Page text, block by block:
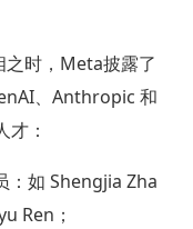
之时，Meta披露了
、Anthropic 和
：
：如 Shengjia Zha
Ren；